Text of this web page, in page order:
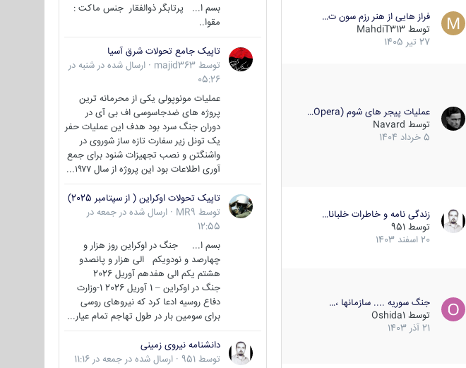
فراز هایی از هنر رزم سون ت…
توسط MahdiT313
27 تیر 1405
عملیات پیجر های شوم (Opera…
توسط Navard
5 خرداد 1404
زندگی نامه و خاطرات خلبانا…
توسط 951
20 اسفند 1403
جنگ سوریه .... سازمانها ،…
توسط Oshida1
21 آذر 1403
بسم ا... پرتابگر ذوالفقار جنس ماکت :
مقوا..
تاپیک جامع تحولات شرق آسیا
توسط majid363
· ارسال شده در شنبه در
05:26
عملیات مونوپولی یکی از محرمانه ترین
پروژه های ضدجاسوسی اف بی آی در
دوران جنگ سرد بود هدف این عملیات حفر
یک تونل زیر سفارت تازه ساز شوروی در
واشنگتن و نصب تجهیزات شنود برای جمع
آوری اطلاعات بود این پروژه از سال ۱۹۷۷...
تاپیک تحولات اوکراین ( از سپتامبر 2025)
توسط MR9
· ارسال شده در جمعه در
12:55
بسم ا... جنگ در اوکراین روز هزار و
چهارصد و نودویکم الی هزار و پانصدو
هشتم یکم الی هفدهم آوریل 2026
جنگ در اوکراین – 1 آوریل 2026 1-وزارت
دفاع روسیه ادعا کرد که نیروهای روسی
برای سومین بار در طول تهاجم تمام عیار...
دانشنامه نیروی زمینی
توسط 951
· ارسال شده در جمعه در 11:16